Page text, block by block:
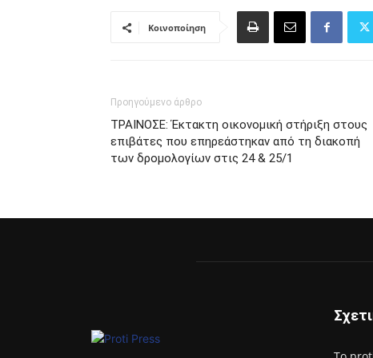
Κοινοποίηση
Προηγούμενο άρθρο
ΤΡΑΙΝΟΣΕ: Έκτακτη οικονομική στήριξη στους
επιβάτες που επηρεάστηκαν από τη διακοπή
των δρομολογίων στις 24 & 25/1